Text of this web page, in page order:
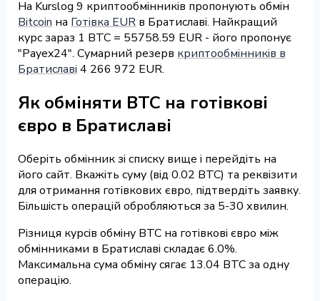
На Kurslog 9 криптообмінників пропонують обмін
Bitcoin на Готівка EUR в Братиславі. Найкращий
курс зараз 1 BTC = 55758.59 EUR - його пропонує
"Payex24". Сумарний резерв криптообмінників в
Братиславі 4 266 972 EUR.
Як обміняти BTC на готівкові
євро в Братиславі
Оберіть обмінник зі списку вище і перейдіть на
його сайт. Вкажіть суму (від 0.02 BTC) та реквізити
для отримання готівкових євро, підтвердіть заявку.
Більшість операцій обробляються за 5-30 хвилин.
Різниця курсів обміну BTC на готівкові євро між
обмінниками в Братиславі складає 6.0%.
Максимальна сума обміну сягає 13.04 BTC за одну
операцію.